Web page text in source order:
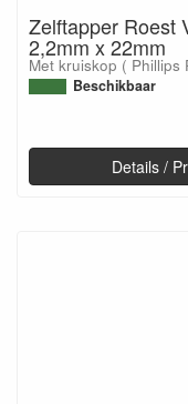
Zelftapper Roest
2,2mm x 22mm
Met kruiskop ( Phillips
Beschikbaar
Details /